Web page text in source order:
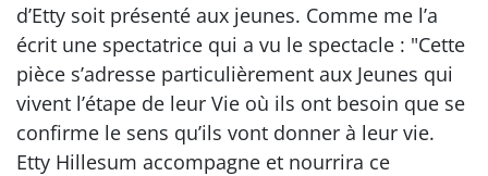
d’Etty soit présenté aux jeunes. Comme me l’a
écrit une spectatrice qui a vu le spectacle : "Cette
pièce s’adresse particulièrement aux Jeunes qui
vivent l’étape de leur Vie où ils ont besoin que se
confirme le sens qu’ils vont donner à leur vie.
Etty Hillesum accompagne et nourrira ce